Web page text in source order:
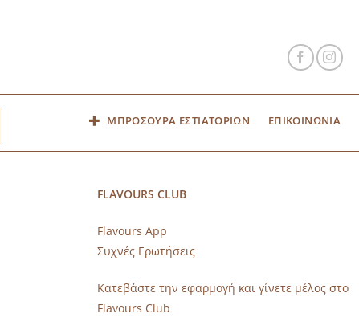
ΜΠΡΟΣΟΥΡΑ ΕΣΤΙΑΤΟΡΙΩΝ ΕΠΙΚΟΙΝΩΝΙΑ
FLAVOURS CLUB
Flavours App
Συχνές Ερωτήσεις
Κατεβάστε την εφαρμογή και γίνετε μέλος στο
Flavours Club